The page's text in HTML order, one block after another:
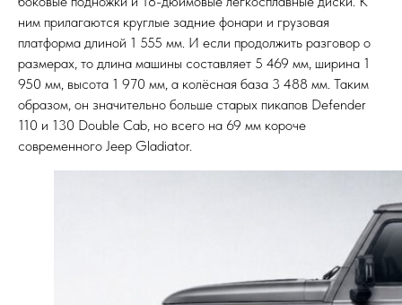
ним прилагаются круглые задние фонари и грузовая
платформа длиной 1 555 мм. И если продолжить разговор о
размерах, то длина машины составляет 5 469 мм, ширина 1
950 мм, высота 1 970 мм, а колёсная база 3 488 мм. Таким
образом, он значительно больше старых пикапов Defender
110 и 130 Double Cab, но всего на 69 мм короче
современного Jeep Gladiator.